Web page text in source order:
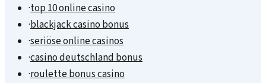
·top 10 online casino
·blackjack casino bonus
·seriöse online casinos
·casino deutschland bonus
·roulette bonus casino